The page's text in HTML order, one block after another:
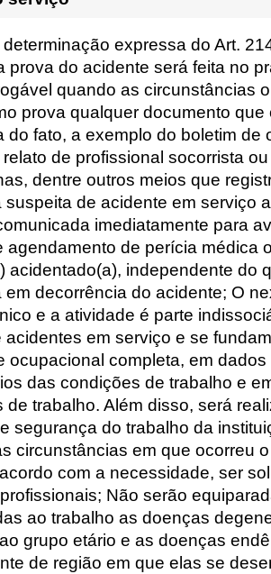
expressa do Art.
prova do acidente será feita no
quando as circunstâncias
prova qualquer documento que
do fato, a exemplo do boletim de
de profissional socorrista
dentre outros meios que
suspeita de acidente em serviço
imediatamente para
agendamento de perícia médica
acidentado(a), independente do
em decorrência do acidente; O
e a atividade é parte
acidentes em serviço e se
ocupacional completa, em
das condições de trabalho e
de trabalho. Além disso, será
segurança do trabalho da
circunstâncias em que ocorreu
com a necessidade, ser
Não serão
ao trabalho as doenças
grupo etário e as doenças
de região em que elas se